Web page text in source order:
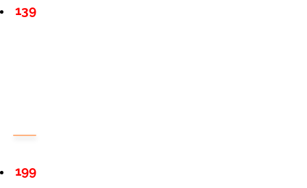
139
199